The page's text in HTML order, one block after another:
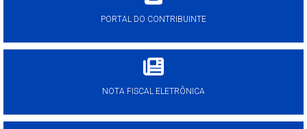
PORTAL DO CONTRIBUINTE
NOTA FISCAL ELETRÔNICA